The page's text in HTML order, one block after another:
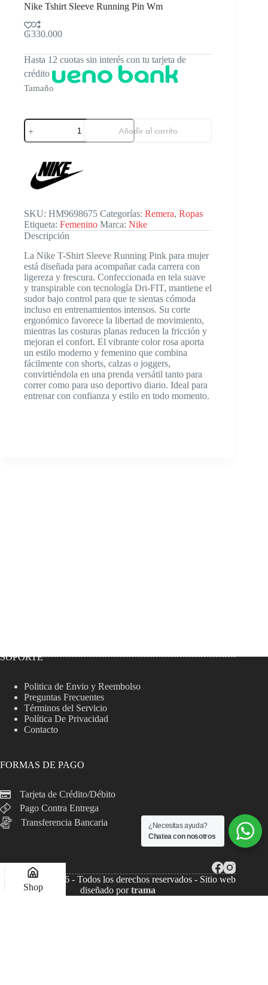
Nike Tshirt Sleeve Running Pin Wm
₲330.000
Hasta 12 cuotas sin interés con tu tarjeta de
crédito
Tamaño
Nike
Tshirt
Sleeve
Wm
cantidad
Añadir al carrito
SKU: HM9698675 Categorías: Remera, Ropas
Etiqueta: Femenino Marca: Nike
Descripción
La Nike T-Shirt Sleeve Running Pink para mujer
está diseñada para acompañar cada carrera con
ligereza y frescura. Confeccionada en tela suave
y transpirable con tecnología Dri-FIT, mantiene el
sudor bajo control para que te sientas cómoda
incluso en entrenamientos intensos. Su corte
ergonómico favorece la libertad de movimiento,
mientras las costuras planas reducen la fricción y
mejoran el confort. El vibrante color rosa aporta
un estilo moderno y femenino que combina
fácilmente con shorts, calzas o joggers,
convirtiéndola en una prenda versátil tanto para
correr como para uso deportivo diario. Ideal para
entrenar con confianza y estilo en todo momento.
SOPORTE
Politica de Envio y Reembolso
Preguntas Frecuentes
Términos del Servicio
Política De Privacidad
Contacto
FORMAS DE PAGO
Tarjeta de Crédito/Débito
Pago Contra Entrega
Transferencia Bancaria
Copyright © 2026 - Todos los derechos reservados - Sitio web
diseñado portrama
¿Necesitas ayuda?
Chatea con nosotros
Shop